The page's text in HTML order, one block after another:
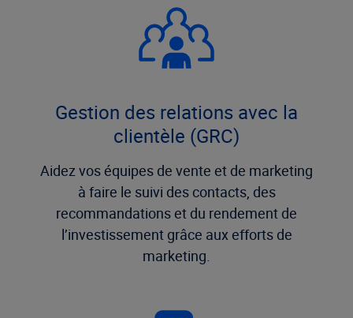
Gestion des relations avec la
clientèle (GRC)
Aidez vos équipes de vente et de marketing
à faire le suivi des contacts, des
recommandations et du rendement de
l’investissement grâce aux efforts de
marketing.